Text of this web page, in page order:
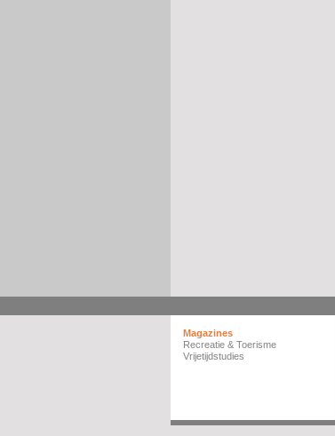
Magazines
Recreatie & Toerisme
Vrijetijdstudies